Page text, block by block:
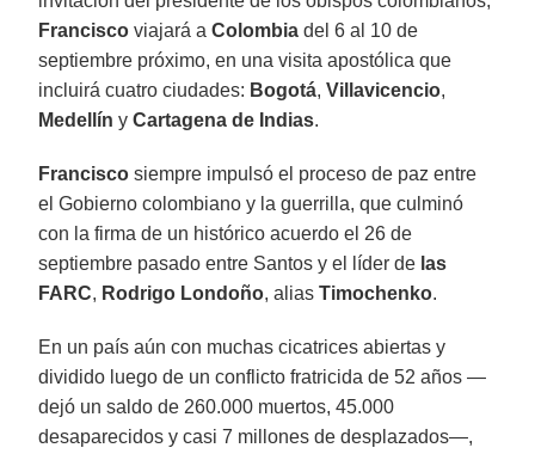
Francisco viajará aColombia del 6 al 10 de
septiembre próximo, en una visita apostólica que
incluirá cuatro ciudades: Bogotá,Villavicencio,
Medellín yCartagena de Indias.
Francisco siempre impulsó el proceso de paz entre
el Gobierno colombiano y la guerrilla, que culminó
con la firma de un histórico acuerdo el 26 de
septiembre pasado entre Santos y el líder de las
FARC, Rodrigo Londoño, aliasTimochenko.
En un país aún con muchas cicatrices abiertas y
dividido luego de un conflicto fratricida de 52 años —
dejó un saldo de 260.000 muertos, 45.000
desaparecidos y casi 7 millones de desplazados—,